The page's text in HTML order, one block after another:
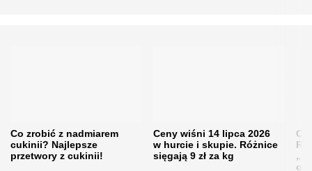
Co zrobić z nadmiarem
cukinii? Najlepsze
przetwory z cukinii!
Ceny wiśni 14 lipca 2026
w hurcie i skupie. Różnice
sięgają 9 zł za kg